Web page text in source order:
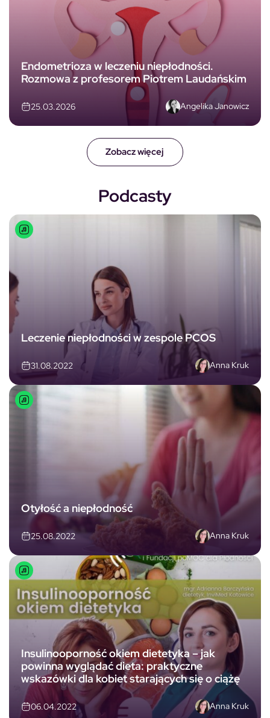
Zobacz więcej
Endometrioza w leczeniu niepłodności.
Rozmowa z profesorem Piotrem Laudańskim
25.03.2026 Angelika Janowicz
Podcasty
Leczenie niepłodności w zespole PCOS
31.08.2022 Anna Kruk
Otyłość a niepłodność
25.08.2022 Anna Kruk
Insulinooporność okiem dietetyka – jak
powinna wyglądać dieta: praktyczne
wskazówki dla kobiet starających się o ciążę
06.04.2022 Anna Kruk